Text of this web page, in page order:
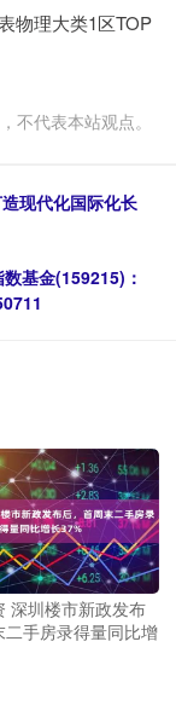
物理大类1区TOP
不代表本站观点。
现代化国际化长
基金(159215)：
深圳楼市新政发布
二手房录得量同比增